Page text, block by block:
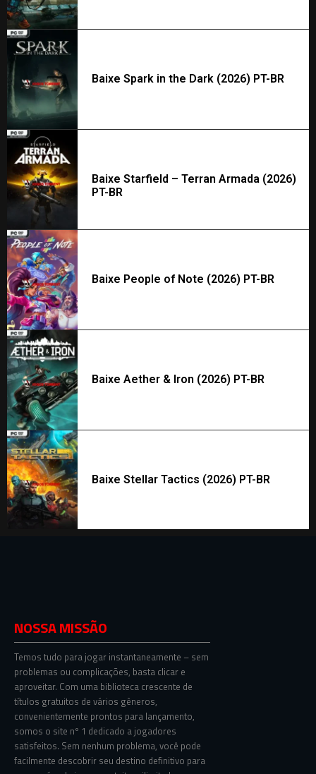
Baixe Spark in the Dark (2026) PT-BR
Baixe Starfield – Terran Armada (2026)
PT-BR
Baixe People of Note (2026) PT-BR
Baixe Aether & Iron (2026) PT-BR
Baixe Stellar Tactics (2026) PT-BR
NOSSA MISSÃO
Temos tudo para jogar instantaneamente – sem
problemas ou complicações, basta clicar e
aproveitar. Com uma biblioteca crescente de
títulos gratuitos de vários gêneros,
convenientemente prontos para lançamento,
somos o site nº 1 dedicado a jogadores
satisfeitos. Sem nenhum problema, você pode
facilmente descobrir seu destino definitivo para